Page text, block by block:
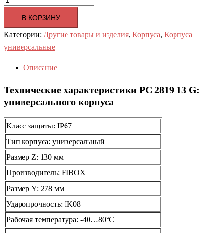
В КОРЗИНУ
Категории: Другие товары и изделия, Корпуса, Корпуса
универсальные
Описание
Технические характеристики PC 2819 13 G:
универсального корпуса
Класс защиты: IP67
Тип корпуса: универсальный
Размер Z: 130 мм
Производитель: FIBOX
Размер Y: 278 мм
Ударопрочность: IK08
Рабочая температура: -40…80°C